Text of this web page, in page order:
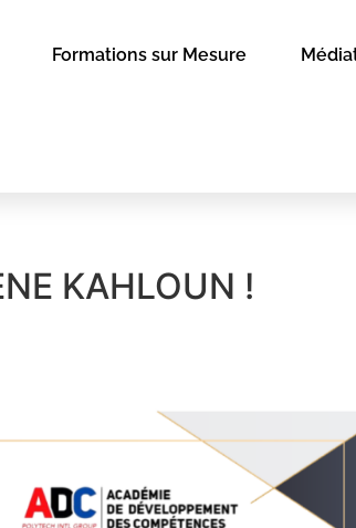
Formations sur Mesure
KAHLOUN !